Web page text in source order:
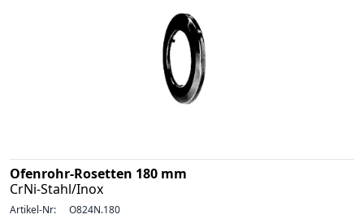
Ofenrohr-Rosetten 180 mm
CrNi-Stahl/Inox
Artikel-Nr: O824N.180